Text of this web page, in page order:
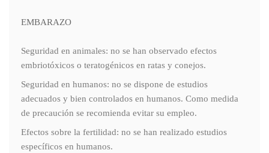
EMBARAZO
Seguridad en animales: no se han observado efectos
embriotóxicos o teratogénicos en ratas y conejos.
Seguridad en humanos: no se dispone de estudios
adecuados y bien controlados en humanos. Como medida
de precaución se recomienda evitar su empleo.
Efectos sobre la fertilidad: no se han realizado estudios
específicos en humanos.